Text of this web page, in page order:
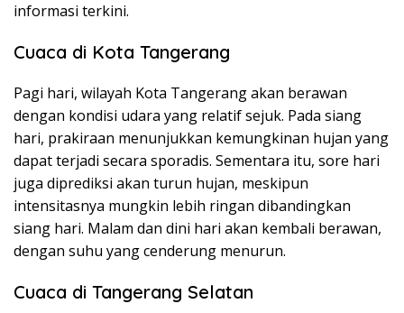
informasi terkini.
Cuaca di Kota Tangerang
Pagi hari, wilayah Kota Tangerang akan berawan
dengan kondisi udara yang relatif sejuk. Pada siang
hari, prakiraan menunjukkan kemungkinan hujan yang
dapat terjadi secara sporadis. Sementara itu, sore hari
juga diprediksi akan turun hujan, meskipun
intensitasnya mungkin lebih ringan dibandingkan
siang hari. Malam dan dini hari akan kembali berawan,
dengan suhu yang cenderung menurun.
Cuaca di Tangerang Selatan